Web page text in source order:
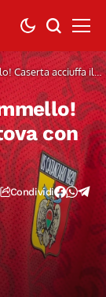
Caserta acciuffa il
con
Condividi